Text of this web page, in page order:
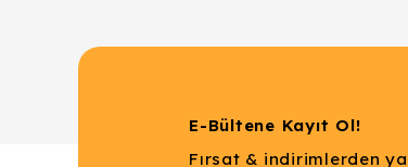
E-Bültene Kayıt Ol!
Fırsat & indirimlerden